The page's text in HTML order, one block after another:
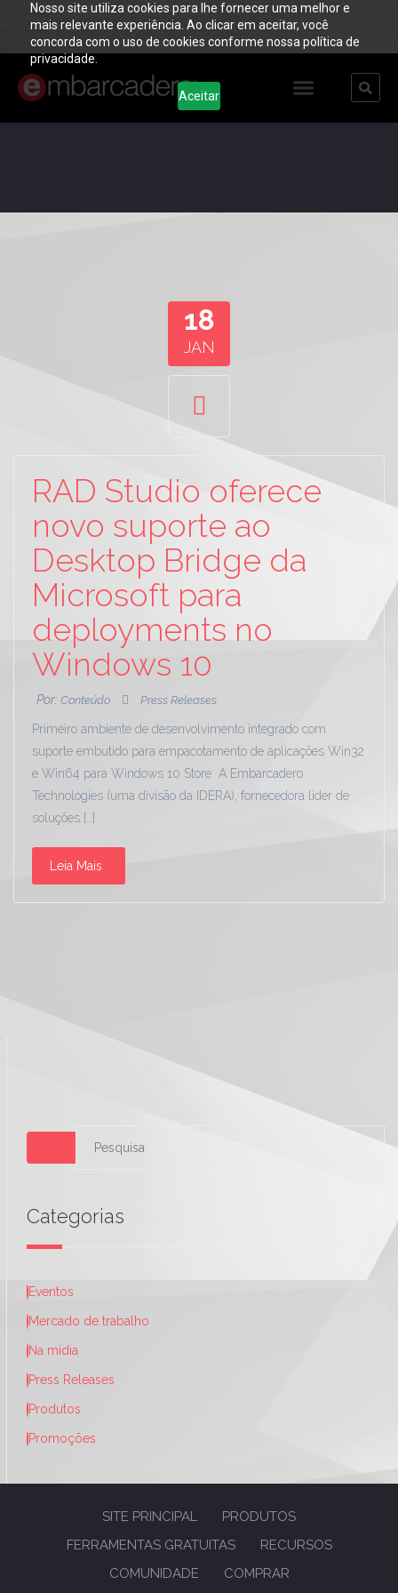
Nosso site utiliza cookies para lhe fornecer uma melhor e
mais relevante experiência. Ao clicar em aceitar, você
concorda com o uso de cookies conforme nossa política de
privacidade.
Aceitar
..... ..... .....
..... ..... .....
...... ......
18
JAN
RAD Studio oferece
novo suporte ao
Desktop Bridge da
Microsoft para
deployments no
Windows 10
Por: Conteúdo Press Releases
Primeiro ambiente de desenvolvimento integrado com
suporte embutido para empacotamento de aplicações Win32
e Win64 para Windows 10 Store A Embarcadero
Technologies (uma divisão da IDERA), fornecedora líder de
soluções […]
Leia Mais
Categorias
Eventos
Mercado de trabalho
Na mídia
Press Releases
Produtos
Promoções
SITE PRINCIPAL
PRODUTOS
FERRAMENTAS GRATUITAS
RECURSOS
COMUNIDADE
COMPRAR